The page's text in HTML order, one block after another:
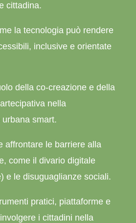
cittadina.
la tecnologia può rendere
inclusive e orientate
della co-creazione e della
nella
smart.
affrontare le barriere alla
come il divario digitale
e le disuguaglianze sociali.
pratici, piattaforme e
i cittadini nella